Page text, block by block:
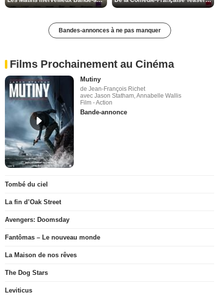
Bandes-annonces à ne pas manquer
Films Prochainement au Cinéma
Mutiny
de Jean-François Richet
avec Jason Statham, Annabelle Wallis
Film - Action
Bande-annonce
Tombé du ciel
La fin d’Oak Street
Avengers: Doomsday
Fantômas – Le nouveau monde
La Maison de nos rêves
The Dog Stars
Leviticus